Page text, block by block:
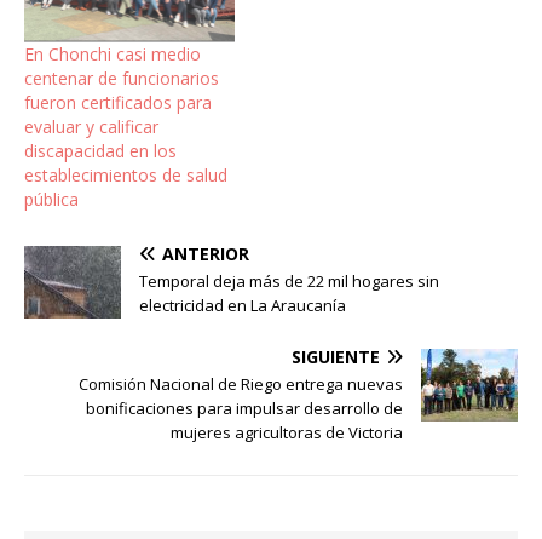
En Chonchi casi medio
centenar de funcionarios
fueron certificados para
evaluar y calificar
discapacidad en los
establecimientos de salud
pública
ANTERIOR
Temporal deja más de 22 mil hogares sin
electricidad en La Araucanía
SIGUIENTE
Comisión Nacional de Riego entrega nuevas
bonificaciones para impulsar desarrollo de
mujeres agricultoras de Victoria